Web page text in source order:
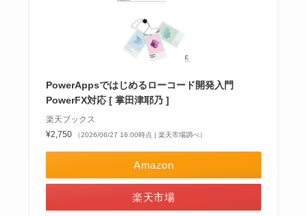
PowerAppsではじめるローコード開発入門
PowerFX対応 [ 掌田津耶乃 ]
楽天ブックス
¥2,750
（2026/06/27 16:00時点 | 楽天市場調べ）
Amazon
楽天市場